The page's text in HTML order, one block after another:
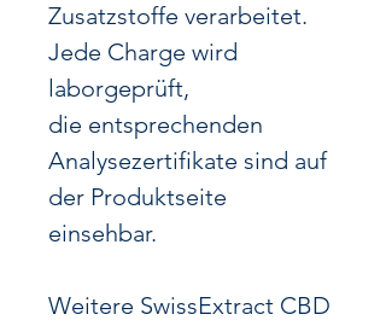
Zusatzstoffe verarbeitet.
Jede Charge wird
laborgeprüft,
die entsprechenden
Analysezertifikate sind auf
der Produktseite
einsehbar.
Weitere SwissExtract CBD